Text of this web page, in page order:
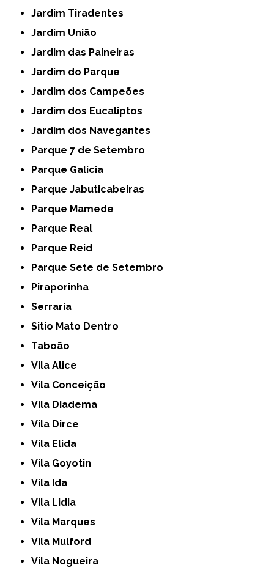
Jardim Tiradentes
Jardim União
Jardim das Paineiras
Jardim do Parque
Jardim dos Campeões
Jardim dos Eucaliptos
Jardim dos Navegantes
Parque 7 de Setembro
Parque Galicia
Parque Jabuticabeiras
Parque Mamede
Parque Real
Parque Reid
Parque Sete de Setembro
Piraporinha
Serraria
Sitio Mato Dentro
Taboão
Vila Alice
Vila Conceição
Vila Diadema
Vila Dirce
Vila Elida
Vila Goyotin
Vila Ida
Vila Lidia
Vila Marques
Vila Mulford
Vila Nogueira